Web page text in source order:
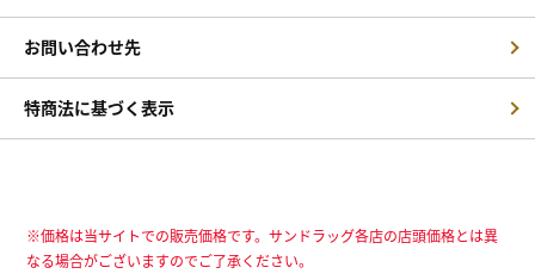
お問い合わせ先
特商法に基づく表示
※価格は当サイトでの販売価格です。サンドラッグ各店の店頭価格とは異
なる場合がございますのでご了承ください。